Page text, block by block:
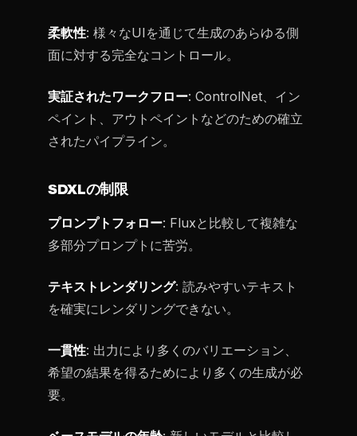
柔軟性: 様々なUIを通じて生成のあらゆる側
面に対する完全なコントロール。
実証されたワークフロー: ControlNet、イン
ペイント、アウトペイントなどのための確立
されたパイプライン。
SDXLの制限
プロンプトフォロー: Fluxと比較して複雑な
多部分プロンプトに苦労。
テキストレンダリング: 読みやすいテキスト
を確実にレンダリングできない。
一貫性: 出力により多くのバリエーション、
希望の結果を得るためにより多くの生成が必
要。